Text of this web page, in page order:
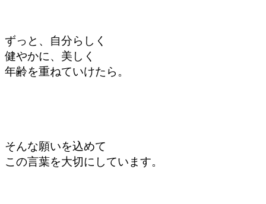
ずっと、自分らしく
健やかに、美しく
年齢を重ねていけたら。
そんな願いを込めて
この言葉を大切にしています。